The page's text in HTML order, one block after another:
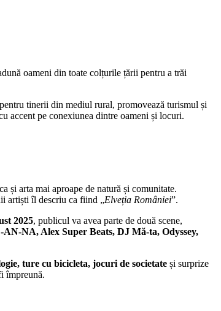
oameni din toate colțurile țării pentru a trăi
tinerii din mediul rural, promovează turismul și
accent pe conexiunea dintre oameni și locuri.
și arta mai aproape de natură și comunitate.
artiști îl descriu ca fiind „Elveția României”.
2025, publicul va avea parte de două scene,
NA, Alex Super Beats, DJ Mă-ta, Odyssey,
ture cu bicicleta, jocuri de societate și surprize
împreună.